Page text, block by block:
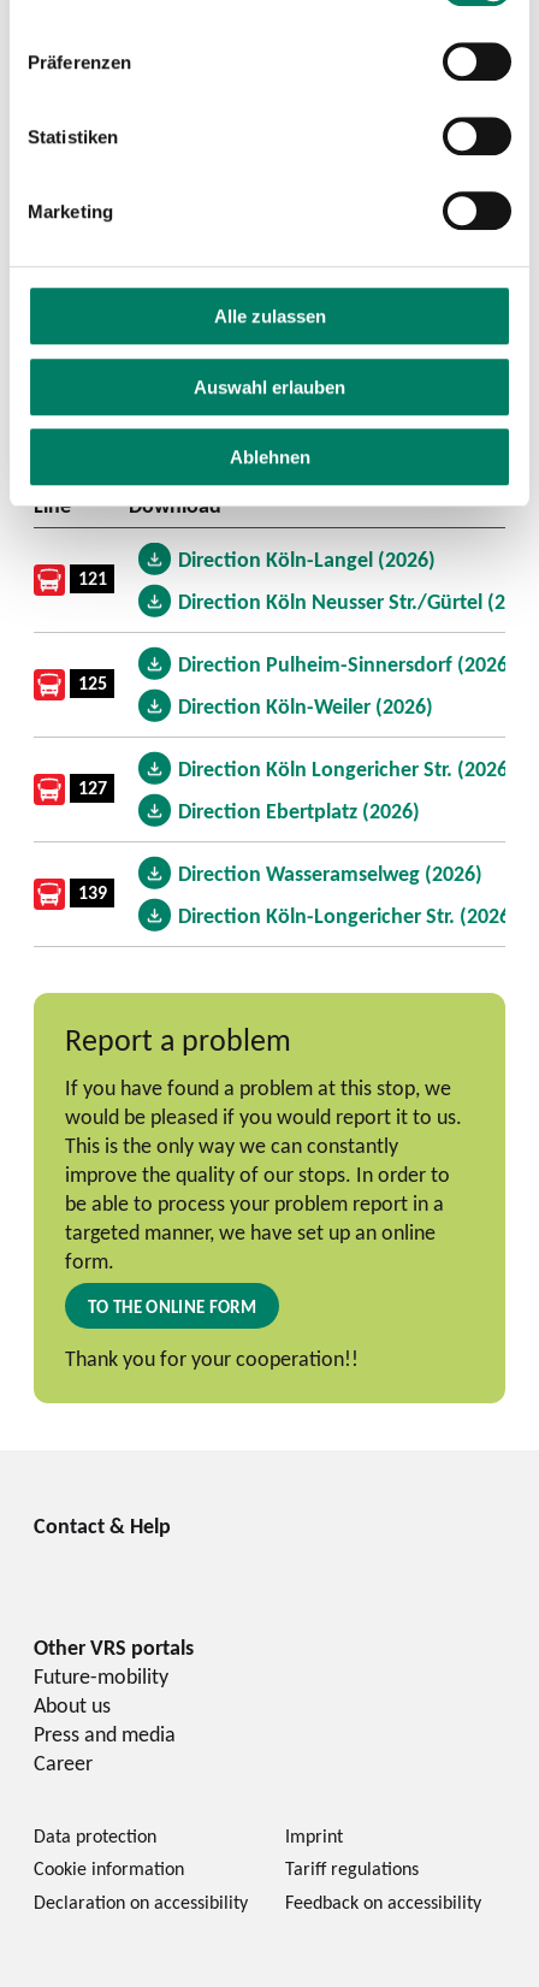
Präferenzen
Statistiken
Marketing
Alle zulassen
Auswahl erlauben
Ablehnen
Timetable posters
Line Download
121
Direction Köln-Langel (2026)
Direction Köln Neusser Str./Gürtel
125
Direction Pulheim-Sinnersdorf (2026)
Direction Köln-Weiler (2026)
127
Direction Köln Longericher Str. (2026)
Direction Ebertplatz (2026)
139
Direction Wasseramselweg (2026)
Direction Köln-Longericher Str. (2026)
Report a problem
If you have found a problem at this stop, we
would be pleased if you would report it to us.
This is the only way we can constantly
improve the quality of our stops. In order to
be able to process your problem report in a
targeted manner, we have set up an online
form.
TO THE ONLINE FORM
Thank you for your cooperation!!
Future-mobility
About us
Press and media
Career
Data protection
Imprint
Cookie information
Tariff regulations
Declaration on accessibility
Feedback on accessibility